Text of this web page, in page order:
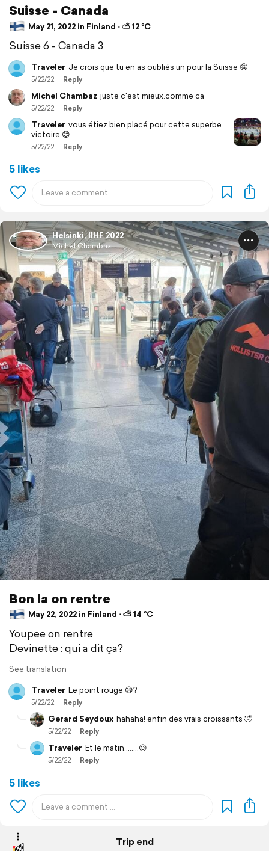
Suisse - Canada
May 21, 2022 in Finland ⋅ ⛅ 12 °C
Suisse 6 - Canada 3
Traveler Je crois que tu en as oubliés un pour la Suisse 🤪
5/22/22 Reply
Michel Chambaz juste c'est mieux.comme ca
5/22/22 Reply
Traveler vous étiez bien placé pour cette superbe
victoire 😊
5/22/22 Reply
5 likes
Helsinki, IIHF 2022
Michel Chambaz
Bon la on rentre
May 22, 2022 in Finland ⋅ ⛅ 14 °C
Youpee on rentre
Devinette : qui a dit ça?
See translation
Traveler Le point rouge 😅?
5/22/22 Reply
Gerard Seydoux hahaha! enfin des vrais croissants 🤣
5/22/22 Reply
Traveler Et le matin……..😉
5/22/22 Reply
5 likes
Trip end